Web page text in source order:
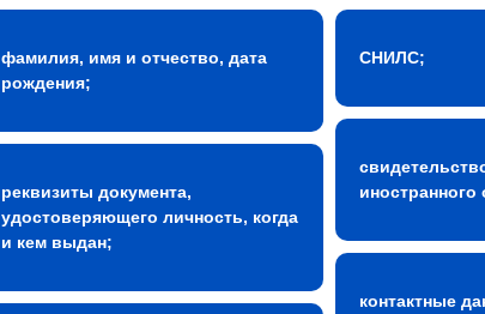
фамилия, имя и отчество, дата
рождения;
реквизиты документа,
удостоверяющего личность, когда
и кем выдан;
СНИЛС;
иностранного
контактные